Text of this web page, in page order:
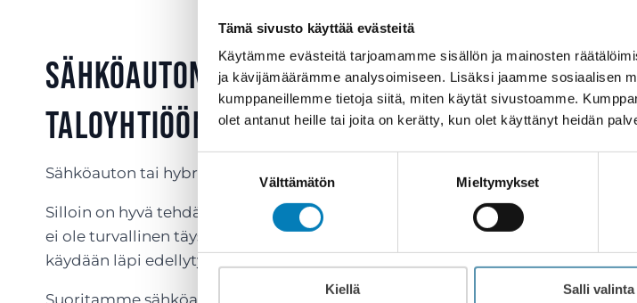
Tämä sivusto käyttää evästeitä
Käytämme evästeitä tarjoamamme sisällön ja mainosten
ja kävijämäärämme analysoimiseen. Lisäksi jaamme sosiaalisen
kumppaneillemme tietoja siitä, miten käytät sivustoamme.
olet antanut heille tai joita on kerätty, kun olet käyttänyt heidän
Välttämätön Mieltymykset
Kiellä Salli valinta
Sähköauton latausasema omakotitaloon,
taloyhtiöön tai yrityskiinteistöön
Sähköauton tai hybridiauton hankinta suunnitelmissa?
Silloin on hyvä tehdä kartoitus ennen pistorasiasta lataamista, sillä mikä
ei ole turvallinen täyssähköauton tai ladattavan hybridin lataamiseen.
käydään läpi edellytykset ja vaihtoehdot latausratkaisujen toteuttamiseksi.